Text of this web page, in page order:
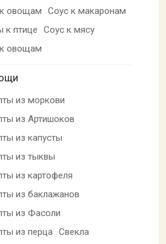
овощам
Соус к макаронам
к птице
Соус к мясу
овощам
из моркови
из Артишоков
из капусты
из тыквы
из картофеля
из баклажанов
из Фасоли
из перца Свекла